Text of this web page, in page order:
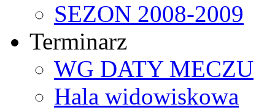
SEZON 2008-2009
Terminarz
WG DATY MECZU
Hala widowiskowa